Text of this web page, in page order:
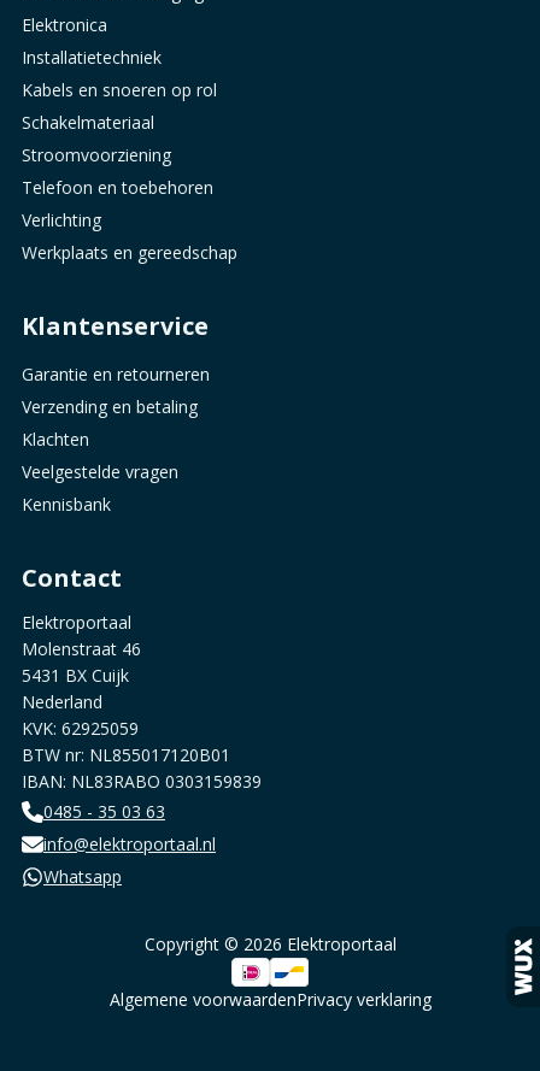
Elektronica
Installatietechniek
Kabels en snoeren op rol
Schakelmateriaal
Stroomvoorziening
Telefoon en toebehoren
Verlichting
Werkplaats en gereedschap
Klantenservice
Garantie en retourneren
Verzending en betaling
Klachten
Veelgestelde vragen
Kennisbank
Contact
Elektroportaal
Molenstraat 46
5431 BX Cuijk
Nederland
KVK: 62925059
BTW nr: NL855017120B01
IBAN: NL83RABO 0303159839
0485 - 35 03 63
info@elektroportaal.nl
Whatsapp
Copyright © 2026 Elektroportaal
Algemene voorwaardenPrivacy verklaring